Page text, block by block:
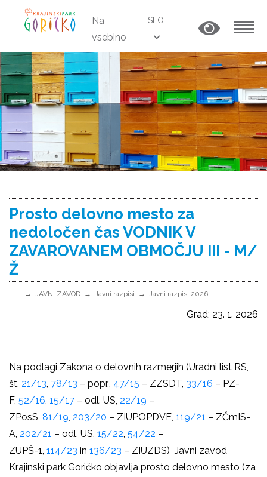
Na
vsebino
SLO
Prosto delovno mesto za
nedoločen čas VODNIK V
ZAVAROVANEM OBMOČJU III - M/
Ž
JAVNI ZAVOD Javni razpisi Javni razpisi 2026
Grad; 23. 1. 2026
Na podlagi Zakona o delovnih razmerjih (Uradni list RS,
št. 21/13, 78/13 – popr., 47/15 – ZZSDT, 33/16 – PZ-
F, 52/16, 15/17 – odl. US, 22/19 –
ZPosS, 81/19, 203/20 – ZIUPOPDVE, 119/21 – ZČmIS-
A, 202/21 – odl. US, 15/22, 54/22 –
ZUPŠ-1, 114/23 in 136/23 – ZIUZDS) Javni zavod
Krajinski park Goričko objavlja prosto delovno mesto (za